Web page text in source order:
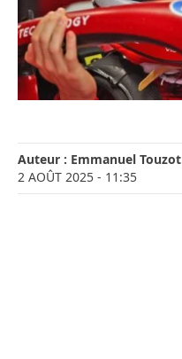
Auteur : Emmanuel Touzot
2 AOÛT 2025 - 11:35